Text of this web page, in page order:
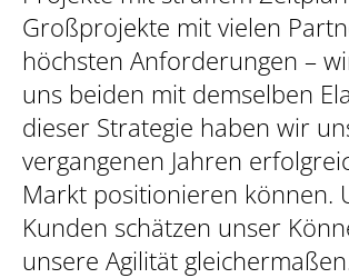
Großprojekte mit vielen
höchsten Anforderungen –
uns beiden mit demselben
dieser Strategie haben wir
vergangenen Jahren
Markt positionieren können.
Kunden schätzen unser
unsere Agilität